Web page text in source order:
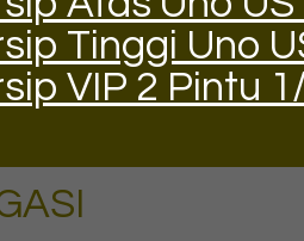
Tinggi Uno
VIP 2 Pintu